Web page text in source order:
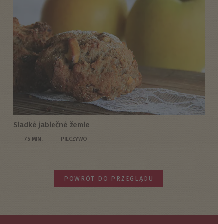
Sladké jablečné žemle
75 MIN. PIECZYWO
POWRÓT DO PRZEGLĄDU